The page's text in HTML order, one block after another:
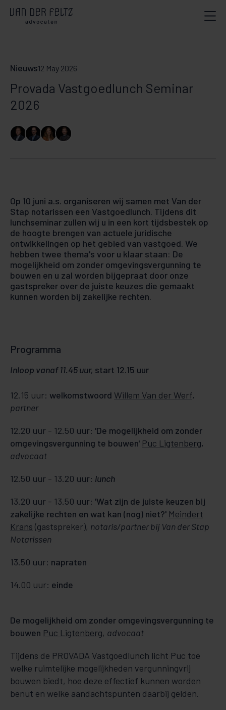
Nieuws12 May 2026
Provada Vastgoedlunch Seminar
2026
Op 10 juni a.s. organiseren wij samen met Van der
Stap notarissen een Vastgoedlunch. Tijdens dit
lunchseminar zullen wij u in een kort tijdsbestek op
de hoogte brengen van actuele juridische
ontwikkelingen op het gebied van vastgoed. We
hebben twee thema's voor u klaar staan: De
mogelijkheid om zonder omgevingsvergunning te
bouwen en u zal worden bijgepraat door onze
gastspreker over de juiste keuzes die gemaakt
kunnen worden bij zakelijke rechten.
Programma
Inloop vanaf 11.45 uur, start 12.15 uur
12.15 uur: welkomstwoord Willem Van der Werf,
partner
12.20 uur - 12.50 uur: 'De mogelijkheid om zonder
omgevingsvergunning te bouwen' Puc Ligtenberg,
advocaat
12.50 uur - 13.20 uur: lunch
13.20 uur - 13.50 uur: 'Wat zijn de juiste keuzen bij
zakelijke rechten en wat kan (nog) niet?' Meindert
Krans (gastspreker), notaris/partner bij Van der Stap
Notarissen
13.50 uur: napraten
14.00 uur: einde
De mogelijkheid om zonder omgevingsvergunning te
bouwen Puc Ligtenberg, advocaat
Tijdens de PROVADA Vastgoedlunch licht Puc toe
welke ruimtelijke mogelijkheden vergunningvrij
bouwen biedt, hoe deze effectief kunnen worden
benut en welke aandachtspunten daarbij gelden.